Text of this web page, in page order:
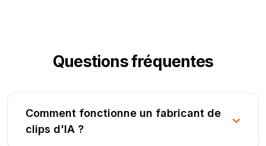
Questions fréquentes
Comment fonctionne un fabricant de
clips d'IA ?